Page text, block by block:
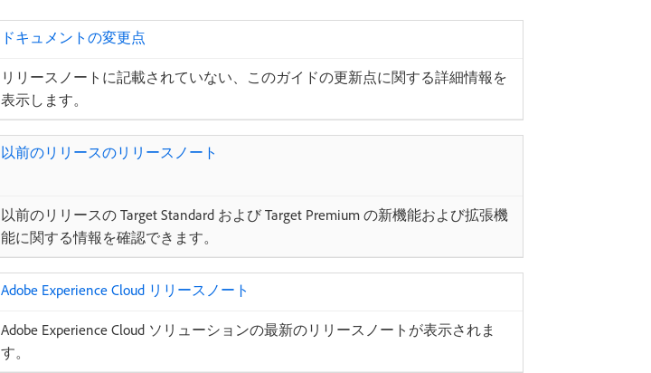
ドキュメントの変更点
リリースノートに記載されていない、このガイドの更新点に関する詳細情報を
表示します。
以前のリリースのリリースノート
以前のリリースの Target Standard および Target Premium の新機能および拡張機
能に関する情報を確認できます。
Adobe Experience Cloud リリースノート ​
Adobe Experience Cloud ソリューションの最新のリリースノートが表示されま
す。